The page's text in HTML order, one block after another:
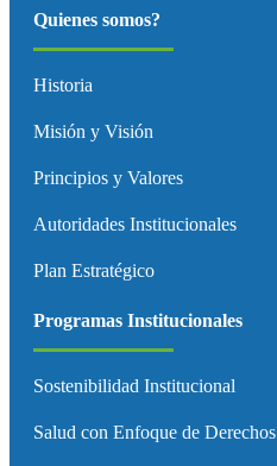
Quienes somos?
Historia
Misión y Visión
Principios y Valores
Autoridades Institucionales
Plan Estratégico
Programas Institucionales
Sostenibilidad Institucional
Salud con Enfoque de Derechos